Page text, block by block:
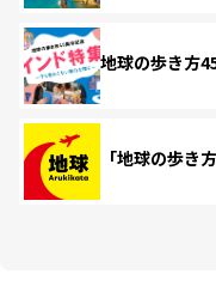
地球の歩き方
「地球の歩き